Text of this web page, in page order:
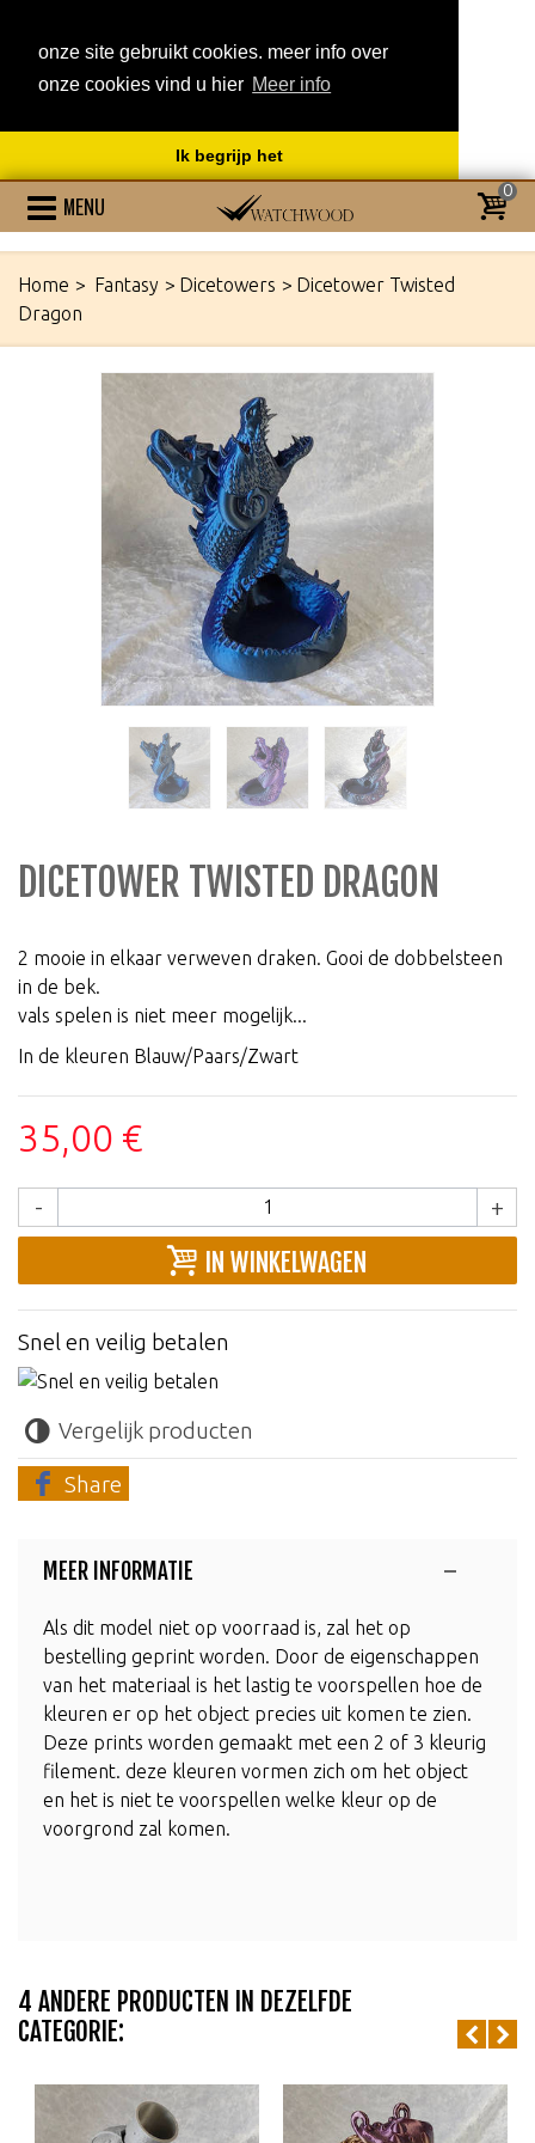
onze site gebruikt cookies. meer info over
onze cookies vind u hier Meer info
Ik begrijp het
MENU
0
Home > Fantasy > Dicetowers > Dicetower Twisted
Dragon
DICETOWER TWISTED DRAGON
2 mooie in elkaar verweven draken. Gooi de dobbelsteen
in de bek.
vals spelen is niet meer mogelijk...
In de kleuren Blauw/Paars/Zwart
35,00 €
- +
IN WINKELWAGEN
Snel en veilig betalen
Vergelijk producten
Share
MEER INFORMATIE
Als dit model niet op voorraad is, zal het op
bestelling geprint worden. Door de eigenschappen
van het materiaal is het lastig te voorspellen hoe de
kleuren er op het object precies uit komen te zien.
Deze prints worden gemaakt met een 2 of 3 kleurig
filement. deze kleuren vormen zich om het object
en het is niet te voorspellen welke kleur op de
voorgrond zal komen.
4 ANDERE PRODUCTEN IN DEZELFDE
CATEGORIE: